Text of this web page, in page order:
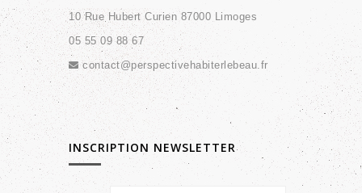
10 Rue Hubert Curien 87000 Limoges
05 55 09 88 67
contact@perspectivehabiterlebeau.fr
INSCRIPTION NEWSLETTER